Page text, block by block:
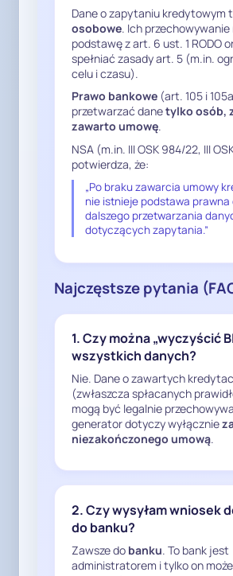
kredytowego, przy czym
doszło do zawarcia umowy
kredytowej.
3. Przepisy Prawa
przewidują przetwarzania
osób, które umowy nie
stwierdził, że brak jest
który zezwalałby na
danych osoby ubiegającej
Art. 105a Prawa bankowego
wykładni ścisłej i nie może
rozszerzany na sytuacje,
ustawodawca nie
4. Cele statystyczne,
AML lub przyszłe roszczenia
W orzecznictwie NSA
ryzyka czy chęć
Dane o zapytaniu kredytowym
osobowe. Ich przechowywanie
podstawę z art. 6 ust. 1 RODO
spełniać zasady art. 5 (m.in.
celu i czasu).
Prawo bankowe(art. 105 i
przetwarzać danetylko osób,
zawarto umowę.
NSA (m.in. III OSK 984/22, III
potwierdza, że:
„Po braku zawarcia umowy
nie istnieje podstawa prawna
dalszego przetwarzania
dotyczących zapytania.”
Najczęstsze pytania
1. Czy można „wyczyścić
wszystkich danych?
Nie. Dane o zawartych
(zwłaszcza spłacanych
mogą być legalnie
generator dotyczy wyłącznie
niezakończonego umową.
2. Czy wysyłam wniosek
do banku?
Zawsze do banku. To bank jest
administratorem i tylko on może